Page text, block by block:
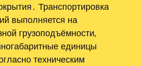
Транспортировка
выполняется на
грузоподъёмности,
единицы
техническим